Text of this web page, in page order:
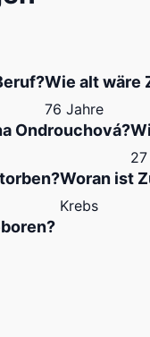
Wie alt wäre
76 Jahre
Ondrouchová?
Woran ist
Krebs